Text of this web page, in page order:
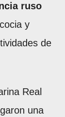
ruso
y
de
Real
una